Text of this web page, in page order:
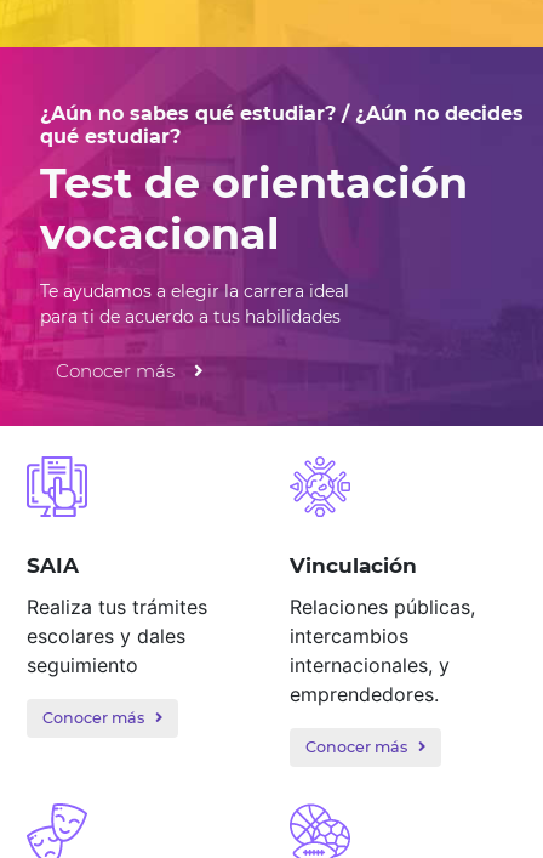
¿Aún no sabes qué estudiar? / ¿Aún no decides
qué estudiar?
Test de orientación
vocacional
Te ayudamos a elegir la carrera ideal
para ti de acuerdo a tus habilidades
Conocer más
SAIA
Realiza tus trámites
escolares y dales
seguimiento
Conocer más
Vinculación
Relaciones públicas,
intercambios
internacionales, y
emprendedores.
Conocer más